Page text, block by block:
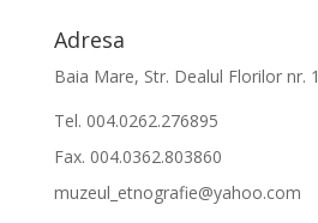
Adresa
Baia Mare, Str. Dealul Florilor nr. 1
Tel. 004.0262.276895
Fax. 004.0362.803860
muzeul_etnografie@yahoo.com